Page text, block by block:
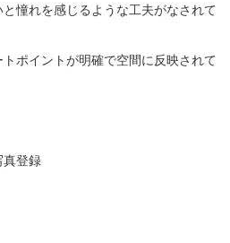
憧れを感じるような工夫がなされて
ポイントが明確で空間に反映されて
真登録